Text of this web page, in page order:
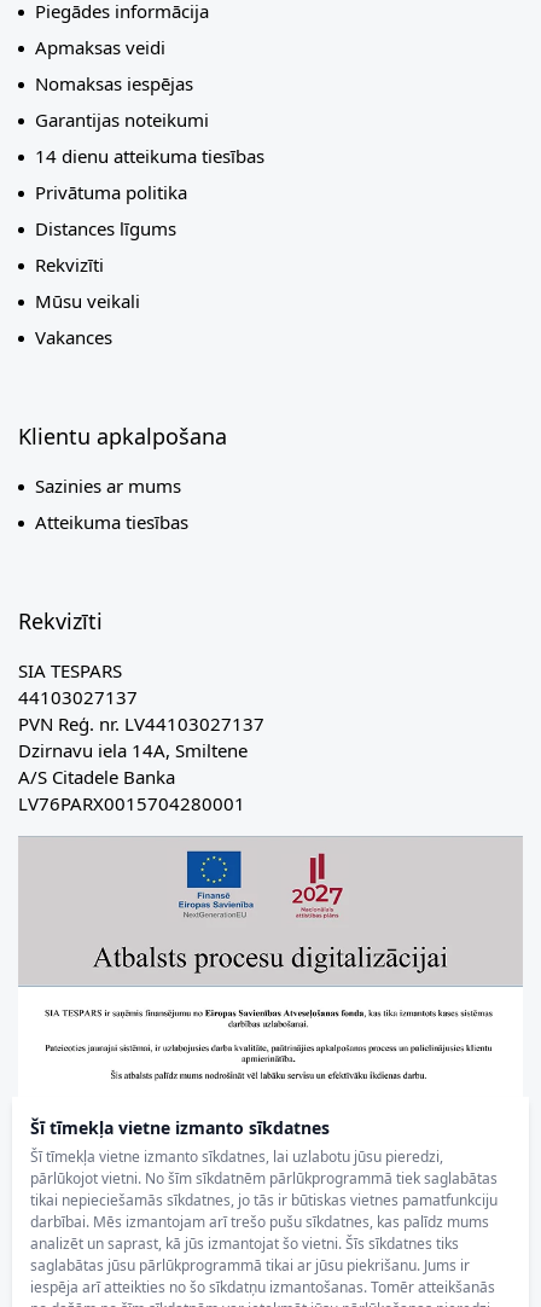
Šī tīmekļa vietne izmanto sīkdatnes
Šī tīmekļa vietne izmanto sīkdatnes, lai uzlabotu jūsu pieredzi,
pārlūkojot vietni. No šīm sīkdatnēm pārlūkprogrammā tiek saglabātas
tikai nepieciešamās sīkdatnes, jo tās ir būtiskas vietnes pamatfunkciju
darbībai. Mēs izmantojam arī trešo pušu sīkdatnes, kas palīdz mums
analizēt un saprast, kā jūs izmantojat šo vietni. Šīs sīkdatnes tiks
saglabātas jūsu pārlūkprogrammā tikai ar jūsu piekrišanu. Jums ir
iespēja arī atteikties no šo sīkdatņu izmantošanas. Tomēr atteikšanās
Piegādes informācija
Apmaksas veidi
Nomaksas iespējas
Garantijas noteikumi
14 dienu atteikuma tiesības
Privātuma politika
Distances līgums
Rekvizīti
Mūsu veikali
Vakances
Klientu apkalpošana
Sazinies ar mums
Atteikuma tiesības
Rekvizīti
SIA TESPARS
44103027137
PVN Reģ. nr. LV44103027137
Dzirnavu iela 14A, Smiltene
A/S Citadele Banka
LV76PARX0015704280001